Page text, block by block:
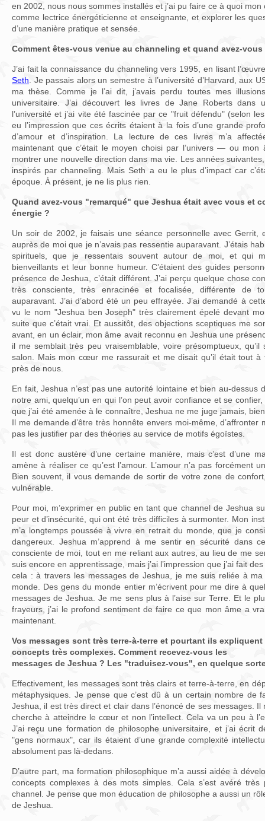
en 2002, nous nous sommes installés et j’ai pu faire ce à quoi
comme lectrice énergéticienne et enseignante, et explorer les
d’une manière pratique et sensée.
Comment êtes-vous venue au channeling et quand avez-
J’ai fait la connaissance du channeling vers 1995, en lisant
Seth . Je passais alors un semestre à l’université d’Harvard, aux
ma thèse. Comme je l’ai dit, j’avais perdu toutes mes
universitaire. J’ai découvert les livres de Jane Roberts dans
l’université et j’ai vite été fascinée par ce "fruit défendu" (selon
eu l’impression que ces écrits étaient à la fois d’une grande
d’amour et d’inspiration. La lecture de ces livres m’a
maintenant que c’était le moyen choisi par l’univers — ou
montrer une nouvelle direction dans ma vie. Les années suivantes,
inspirés par channeling. Mais Seth a eu le plus d’impact car
époque. À présent, je ne lis plus rien.
Quand avez-vous "remarqué" que Jeshua était avec vous et
énergie ?
Un soir de 2002, je faisais une séance personnelle avec Gerrit,
auprès de moi que je n’avais pas ressentie auparavant. J’étais
spirituels, que je ressentais souvent autour de moi, et qui
bienveillants et leur bonne humeur. C’étaient des guides
présence de Jeshua, c’était différent. J’ai perçu quelque chose
très consciente, très enracinée et focalisée, différente de
auparavant. J’ai d’abord été un peu effrayée. J’ai demandé à
vu le nom "Jeshua ben Joseph" très clairement épelé devant
suite que c’était vrai. Et aussitôt, des objections sceptiques me
avant, en un éclair, mon âme avait reconnu en Jeshua une
il me semblait très peu vraisemblable, voire présomptueux,
salon. Mais mon cœur me rassurait et me disait qu’il était tout
près de nous.
En fait, Jeshua n’est pas une autorité lointaine et bien au-dessus
notre ami, quelqu’un en qui l’on peut avoir confiance et se
que j’ai été amenée à le connaître, Jeshua ne me juge jamais,
Il me demande d’être très honnête envers moi-même,
pas les justifier par des théories au service de motifs égoïstes.
Il est donc austère d’une certaine manière, mais c’est d’une
amène à réaliser ce qu’est l’amour. L’amour n’a pas forcément
Bien souvent, il vous demande de sortir de votre zone de
vulnérable.
Pour moi, m’exprimer en public en tant que channel de Jeshua
peur et d’insécurité, qui ont été très difficiles à surmonter. Mon
m’a longtemps poussée à vivre en retrait du monde, que je
dangereux. Jeshua m’apprend à me sentir en sécurité dans
consciente de moi, tout en me reliant aux autres, au lieu de me
suis encore en apprentissage, mais j’ai l’impression que j’ai fait
cela : à travers les messages de Jeshua, je me suis reliée à ma
monde. Des gens du monde entier m’écrivent pour me dire à
messages de Jeshua. Je me sens plus à l’aise sur Terre. Et le
frayeurs, j’ai le profond sentiment de faire ce que mon âme a
maintenant.
Vos messages sont très terre-à-terre et pourtant ils
concepts très complexes. Comment recevez-vous les
messages de Jeshua ? Les "traduisez-vous", en quelque
Effectivement, les messages sont très clairs et terre-à-terre, en
métaphysiques. Je pense que c’est dû à un certain nombre de
Jeshua, il est très direct et clair dans l’énoncé de ses messages.
cherche à atteindre le cœur et non l’intellect. Cela va un peu à
J’ai reçu une formation de philosophe universitaire, et j’ai écrit
"gens normaux", car ils étaient d’une grande complexité
absolument pas là-dedans.
D’autre part, ma formation philosophique m’a aussi aidée à
concepts complexes à des mots simples. Cela s’est avéré
channel. Je pense que mon éducation de philosophe a aussi un
de Jeshua.